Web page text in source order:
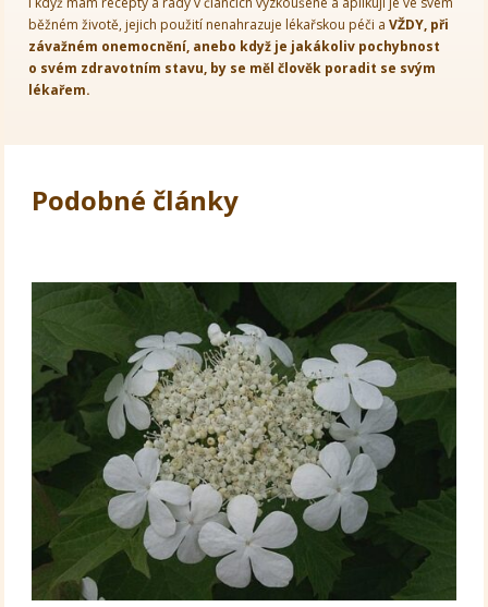
běžném životě, jejich použití nenahrazuje lékařskou péči aVŽDY, při
závažném onemocnění, anebo když je jakákoliv pochybnost
o svém zdravotním stavu, by se měl člověk poradit se svým
lékařem.
Podobné články